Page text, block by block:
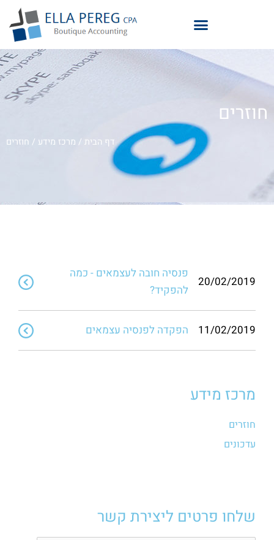
חוזרים
דף הבית / מרכז מידע / חוזרים
מרכז מידע
חוזרים
עדכונים
שלחו פרטים ליצירת קשר
20/02/2019
פנסיה חובה לעצמאים - כמה
להפקיד?
11/02/2019 הפקדה לפנסיה עצמאים